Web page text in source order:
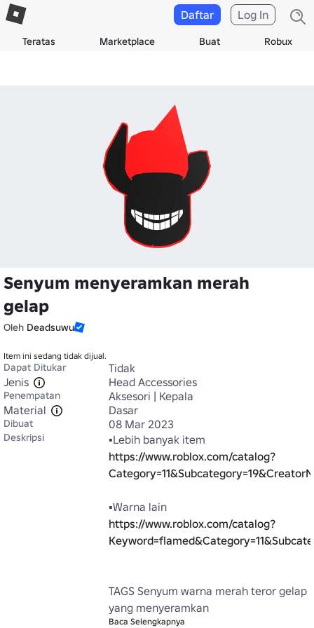
Teratas Marketplace Buat Robux
Daftar Log In
Senyum menyeramkan merah
gelap
Oleh Deadsuwu
Item ini sedang tidak dijual.
Dapat Ditukar
Tidak
Jenis
Head Accessories
Penempatan
Aksesori | Kepala
Material
Dasar
Dibuat 08 Mar 2023
Deskripsi
https://www.roblox.com/catalog?
https://www.roblox.com/catalog?
TAGS Senyum warna merah teror gelap
yang menyeramkan
Baca Selengkapnya